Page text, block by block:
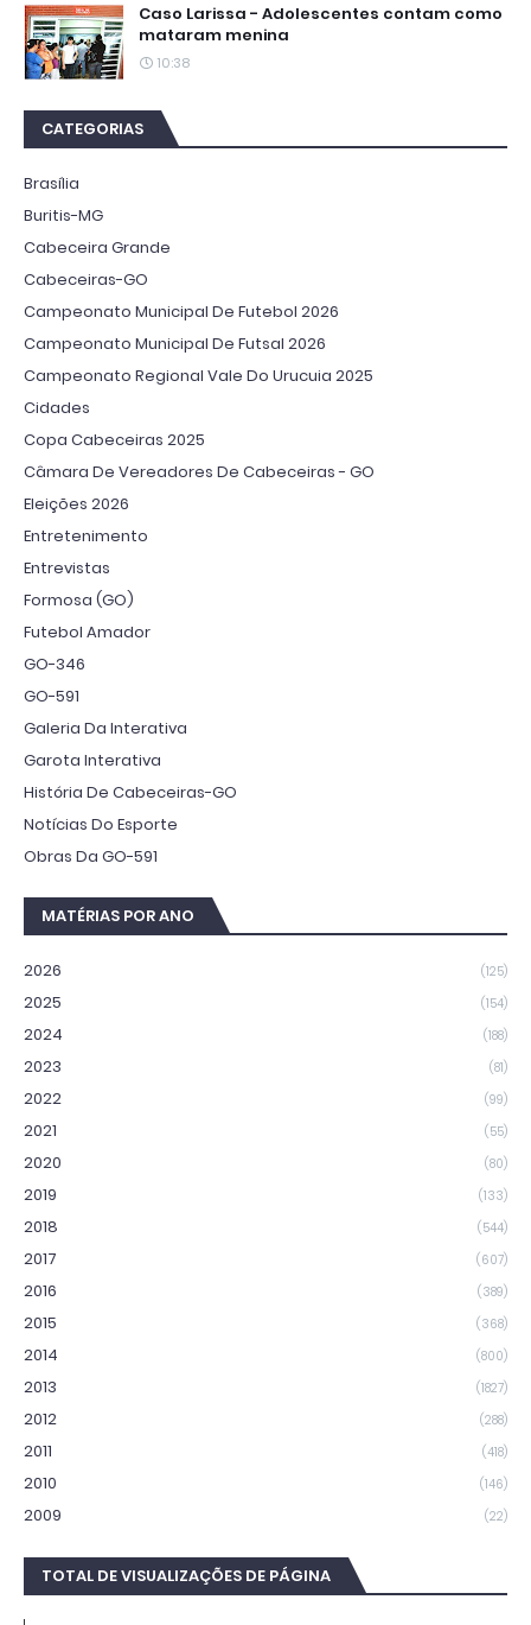
Caso Larissa - Adolescentes contam como
mataram menina
10:38
CATEGORIAS
Brasília
Buritis-MG
Cabeceira Grande
Cabeceiras-GO
Campeonato Municipal De Futebol 2026
Campeonato Municipal De Futsal 2026
Campeonato Regional Vale Do Urucuia 2025
Cidades
Copa Cabeceiras 2025
Câmara De Vereadores De Cabeceiras - GO
Eleições 2026
Entretenimento
Entrevistas
Formosa (GO)
Futebol Amador
GO-346
GO-591
Galeria Da Interativa
Garota Interativa
História De Cabeceiras-GO
Notícias Do Esporte
Obras Da GO-591
MATÉRIAS POR ANO
2026 (125)
2025 (154)
2024 (188)
2023 (81)
2022 (99)
2021 (55)
2020 (80)
2019 (133)
2018 (544)
2017 (607)
2016 (389)
2015 (368)
2014 (800)
2013 (1827)
2012 (288)
2011 (418)
2010 (146)
2009 (22)
TOTAL DE VISUALIZAÇÕES DE PÁGINA